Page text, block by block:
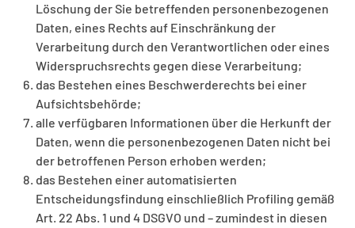
Löschung der Sie betreffenden personenbezogenen
Daten, eines Rechts auf Einschränkung der
Verarbeitung durch den Verantwortlichen oder eines
Widerspruchsrechts gegen diese Verarbeitung;
das Bestehen eines Beschwerderechts bei einer
Aufsichtsbehörde;
alle verfügbaren Informationen über die Herkunft der
Daten, wenn die personenbezogenen Daten nicht bei
der betroffenen Person erhoben werden;
das Bestehen einer automatisierten
Entscheidungsfindung einschließlich Profiling gemäß
Art. 22 Abs. 1 und 4 DSGVO und – zumindest in diesen